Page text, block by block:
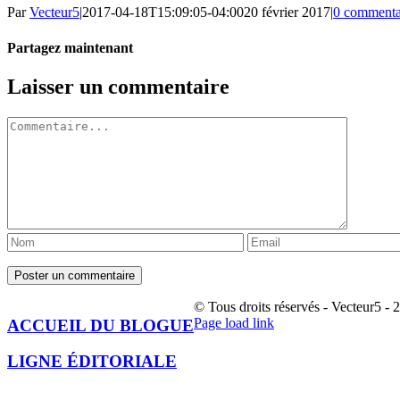
ParVecteur5|2017-04-18T15:09:05-04:0020 février 2017|0
Partagez maintenant
Facebook
Twitter
LinkedIn
Tumblr
Pinterest
Email
Laisser un commentaire
Commentaire
ACCUEIL DU BLOGUE
LIGNE ÉDITORIALE
© Tous droits réservés - Vecteur5 -
Facebook
Page load link
Aller